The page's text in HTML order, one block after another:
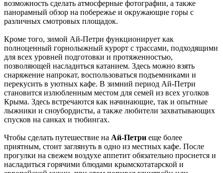
возможность сделать атмосферные фотографии, а также
панорамный обзор на побережье и окружающие горы с
различных смотровых площадок.
Кроме того, зимой Ай-Петри функционирует как
полноценный горнолыжный курорт с трассами, подходящими
для всех уровней подготовки и протяженностью,
позволяющей насладиться катанием. Здесь можно взять
снаряжение напрокат, воспользоваться подъемниками и
перекусить в уютных кафе. В зимний период Ай-Петри
становится излюбленным местом для семей из всех уголков
Крыма. Здесь встречаются как начинающие, так и опытные
лыжники и сноубордисты, а также любители захватывающих
спусков на санках и тюбингах.
Чтобы сделать путешествие на Ай-Петри еще более
приятным, стоит заглянуть в одно из местных кафе. После
прогулки на свежем воздухе аппетит обязательно проснется и
насладиться горячими блюдами крымскотатарской и